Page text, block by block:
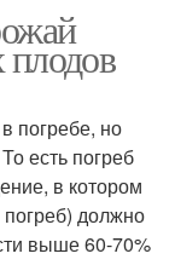
погребе, но
есть погреб
в котором
погреб) должно
выше 60-70%